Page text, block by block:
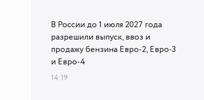
В России до 1 июля 2027 года
разрешили выпуск, ввоз и
продажу бензина Евро-2, Евро-3
и Евро-4
14:19